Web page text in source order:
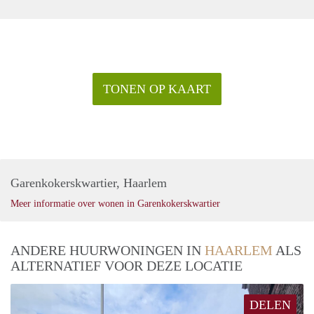
TONEN OP KAART
Garenkokerskwartier, Haarlem
Meer informatie over wonen in Garenkokerskwartier
ANDERE HUURWONINGEN IN HAARLEM ALS
ALTERNATIEF VOOR DEZE LOCATIE
DELEN